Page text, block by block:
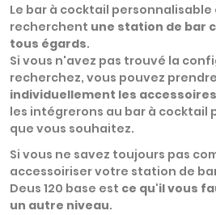
Le bar à cocktail
recherchent une station de bar
tous égards.
Si vous n'avez pas trouvé la
recherchez, vous pouvez
individuellement les
les intégrerons au bar à cocktail
que vous souhaitez.
Si vous ne savez toujours pas
accessoiriser votre station de
Deus 120 base est ce qu'il vous
un autre niveau.